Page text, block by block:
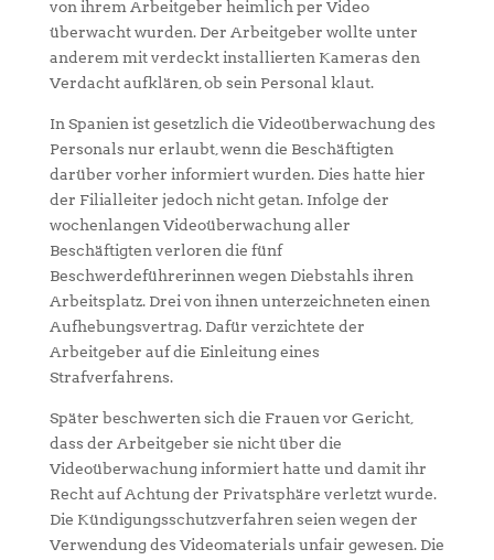
von ihrem Arbeitgeber heimlich per Video
überwacht wurden. Der Arbeitgeber wollte unter
anderem mit verdeckt installierten Kameras den
Verdacht aufklären, ob sein Personal klaut.
In Spanien ist gesetzlich die Videoüberwachung des
Personals nur erlaubt, wenn die Beschäftigten
darüber vorher informiert wurden. Dies hatte hier
der Filialleiter jedoch nicht getan. Infolge der
wochenlangen Videoüberwachung aller
Beschäftigten verloren die fünf
Beschwerdeführerinnen wegen Diebstahls ihren
Arbeitsplatz. Drei von ihnen unterzeichneten einen
Aufhebungsvertrag. Dafür verzichtete der
Arbeitgeber auf die Einleitung eines
Strafverfahrens.
Später beschwerten sich die Frauen vor Gericht,
dass der Arbeitgeber sie nicht über die
Videoüberwachung informiert hatte und damit ihr
Recht auf Achtung der Privatsphäre verletzt wurde.
Die Kündigungsschutzverfahren seien wegen der
Verwendung des Videomaterials unfair gewesen. Die